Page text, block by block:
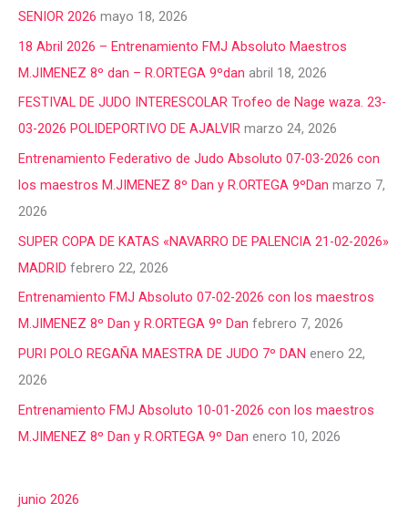
SENIOR 2026 mayo 18, 2026
18 Abril 2026 – Entrenamiento FMJ Absoluto Maestros
M.JIMENEZ 8º dan – R.ORTEGA 9ºdan abril 18, 2026
FESTIVAL DE JUDO INTERESCOLAR Trofeo de Nage waza. 23-
03-2026 POLIDEPORTIVO DE AJALVIR marzo 24, 2026
Entrenamiento Federativo de Judo Absoluto 07-03-2026 con
los maestros M.JIMENEZ 8º Dan y R.ORTEGA 9ºDan marzo 7,
2026
SUPER COPA DE KATAS «NAVARRO DE PALENCIA 21-02-2026»
MADRID febrero 22, 2026
Entrenamiento FMJ Absoluto 07-02-2026 con los maestros
M.JIMENEZ 8º Dan y R.ORTEGA 9º Dan febrero 7, 2026
PURI POLO REGAÑA MAESTRA DE JUDO 7º DAN enero 22,
2026
Entrenamiento FMJ Absoluto 10-01-2026 con los maestros
M.JIMENEZ 8º Dan y R.ORTEGA 9º Dan enero 10, 2026
junio 2026